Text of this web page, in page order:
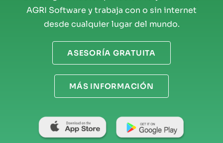
AGRI Software y trabaja con o sin internet
desde cualquier lugar del mundo.
ASESORÍA GRATUITA
MÁS INFORMACIÓN